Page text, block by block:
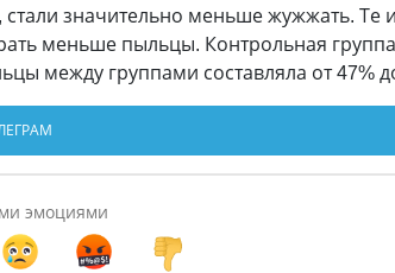
значительно меньше жужжать. Те
меньше пыльцы. Контрольная
между группами составляла от 47%
эмоциями